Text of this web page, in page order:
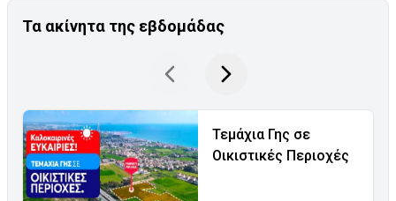
Τα ακίνητα της εβδομάδας
Τεμάχια Γης σε
Οικιστικές Περιοχές